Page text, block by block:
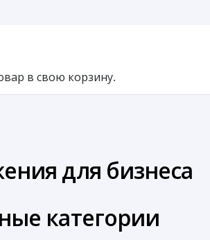
в свою корзину.
для бизнеса
категории